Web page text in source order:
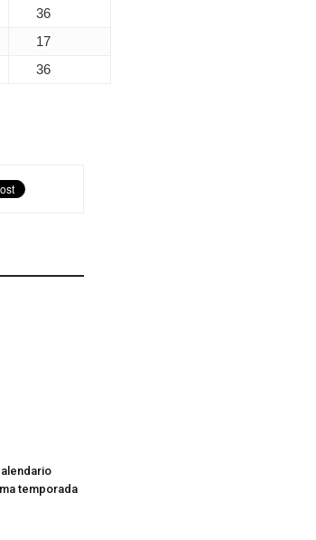
36
17
36
temporada